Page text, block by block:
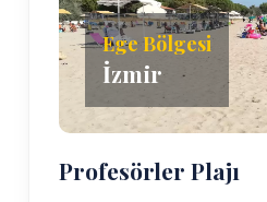
Ege Bölgesi
İzmir
Profesörler Plajı